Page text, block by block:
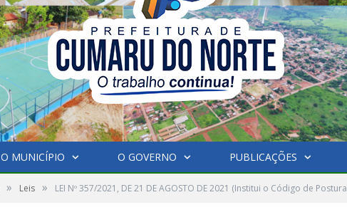
O MUNICÍPIO O GOVERNO PUBLICAÇÕES
» Leis » LEI Nº 357/2021, DE 21 DE AGOSTO DE 2021 (Institui o Código de